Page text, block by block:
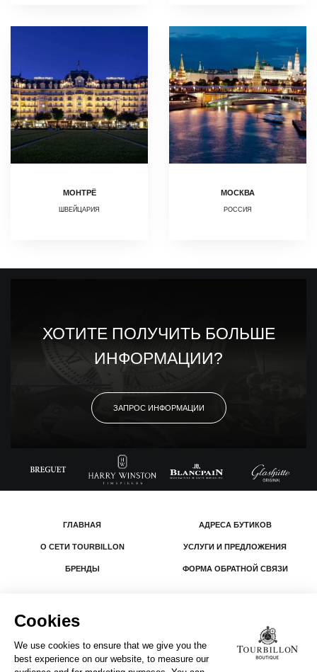
МОНТРЁ
ШВЕЙЦАРИЯ
МОСКВА
РОССИЯ
ХОТИТЕ ПОЛУЧИТЬ БОЛЬШЕ
ИНФОРМАЦИИ?
ЗАПРОС ИНФОРМАЦИИ
ГЛАВНАЯ
О СЕТИ TOURBILLON
БРЕНДЫ
АДРЕСА БУТИКОВ
УСЛУГИ И ПРЕДЛОЖЕНИЯ
ФОРМА ОБРАТНОЙ СВЯЗИ
Все права защищены.